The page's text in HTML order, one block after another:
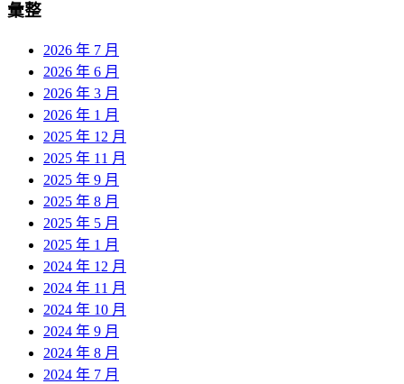
彙整
2026 年 7 月
2026 年 6 月
2026 年 3 月
2026 年 1 月
2025 年 12 月
2025 年 11 月
2025 年 9 月
2025 年 8 月
2025 年 5 月
2025 年 1 月
2024 年 12 月
2024 年 11 月
2024 年 10 月
2024 年 9 月
2024 年 8 月
2024 年 7 月